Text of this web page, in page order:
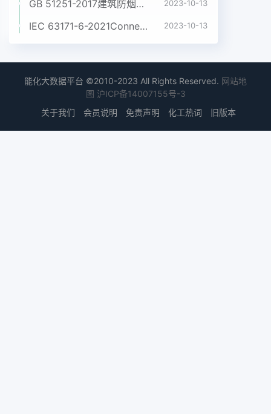
GB 51251-2017建筑防烟排烟系统技术标准 2023-10-13
IEC 63171-6-2021Connectors for electrical and electronic equipment - Part 6: Detail specification for 2-way and 4-way (data/power), shielded, free and fixed connectors for power and data transmission with frequencies up to 600 MHz 2023-10-13
能化大数据平台 ©2010-2023 All Rights Reserved. 网站地
图 沪ICP备14007155号-3
关于我们
会员说明 免责声明 化工热词 旧版本